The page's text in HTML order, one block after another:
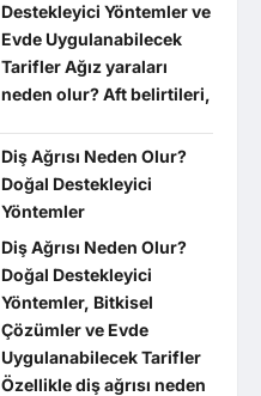
Destekleyici Yöntemler ve
Evde Uygulanabilecek
Tarifler Ağız yaraları
neden olur? Aft belirtileri,
Diş Ağrısı Neden Olur?
Doğal Destekleyici
Yöntemler
Diş Ağrısı Neden Olur?
Doğal Destekleyici
Yöntemler, Bitkisel
Çözümler ve Evde
Uygulanabilecek Tarifler
Özellikle diş ağrısı neden